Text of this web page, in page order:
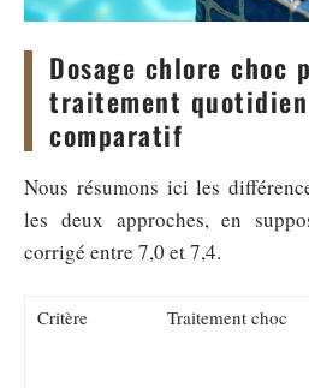
Dosage chlore choc
traitement
comparatif
Nous résumons ici les
les deux approches, en
corrigé entre 7,0 et 7,4.
Critère Traitement choc